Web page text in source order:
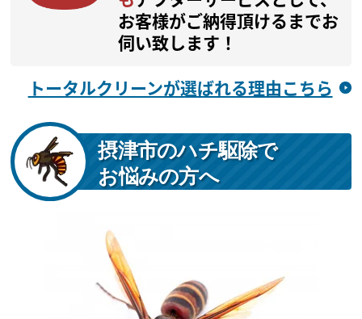
お客様がご納得頂けるまでお
伺い致します！
トータルクリーンが選ばれる理由こちら
摂津市のハチ駆除で
お悩みの方へ